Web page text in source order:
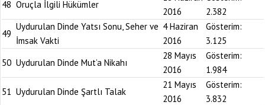
48 Oruçla İlgili Hükümler
2016
2.382
49
Uydurulan Dinde Yatsı Sonu, Seher ve
İmsak Vakti
4 Haziran
2016
Gösterim:
3.125
50 Uydurulan Dinde Mut’a Nikahı
28 Mayıs
2016
Gösterim:
1.984
51 Uydurulan Dinde Şartlı Talak
21 Mayıs
2016
Gösterim:
3.832